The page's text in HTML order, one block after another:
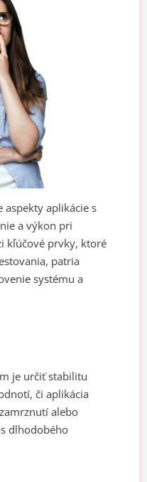
aspekty aplikácie s
a výkon pri
kľúčové prvky, ktoré
patria
systému a
je určiť stabilitu
či aplikácia
alebo
dlhodobého